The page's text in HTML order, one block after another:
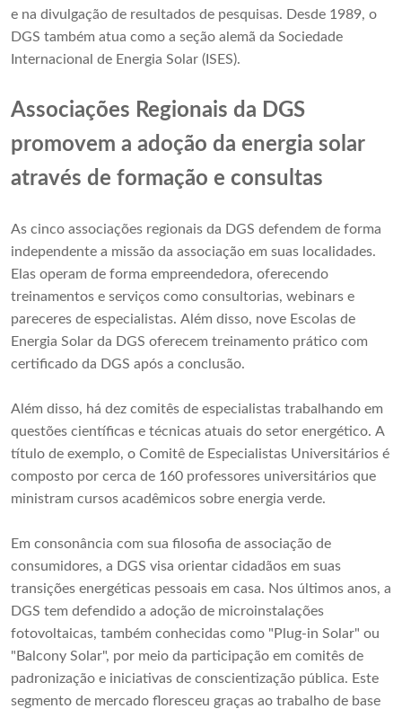
e na divulgação de resultados de pesquisas. Desde 1989, o
DGS também atua como a seção alemã da Sociedade
Internacional de Energia Solar (ISES).
Associações Regionais da DGS
promovem a adoção da energia solar
através de formação e consultas
As cinco associações regionais da DGS defendem de forma
independente a missão da associação em suas localidades.
Elas operam de forma empreendedora, oferecendo
treinamentos e serviços como consultorias, webinars e
pareceres de especialistas. Além disso, nove Escolas de
Energia Solar da DGS oferecem treinamento prático com
certificado da DGS após a conclusão.
Além disso, há dez comitês de especialistas trabalhando em
questões científicas e técnicas atuais do setor energético. A
título de exemplo, o Comitê de Especialistas Universitários é
composto por cerca de 160 professores universitários que
ministram cursos acadêmicos sobre energia verde.
Em consonância com sua filosofia de associação de
consumidores, a DGS visa orientar cidadãos em suas
transições energéticas pessoais em casa. Nos últimos anos, a
DGS tem defendido a adoção de microinstalações
fotovoltaicas, também conhecidas como "Plug-in Solar" ou
"Balcony Solar", por meio da participação em comitês de
padronização e iniciativas de conscientização pública. Este
segmento de mercado floresceu graças ao trabalho de base